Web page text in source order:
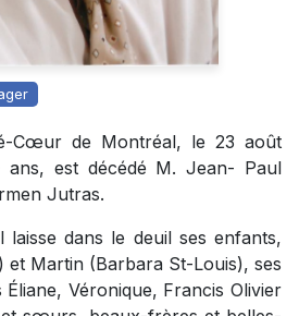
Cœur de Montréal, le 23 août
ans, est décédé M. Jean- Paul
Jutras.
dans le deuil ses enfants,
et Martin (Barbara St-Louis), ses
Véronique, Francis Olivier